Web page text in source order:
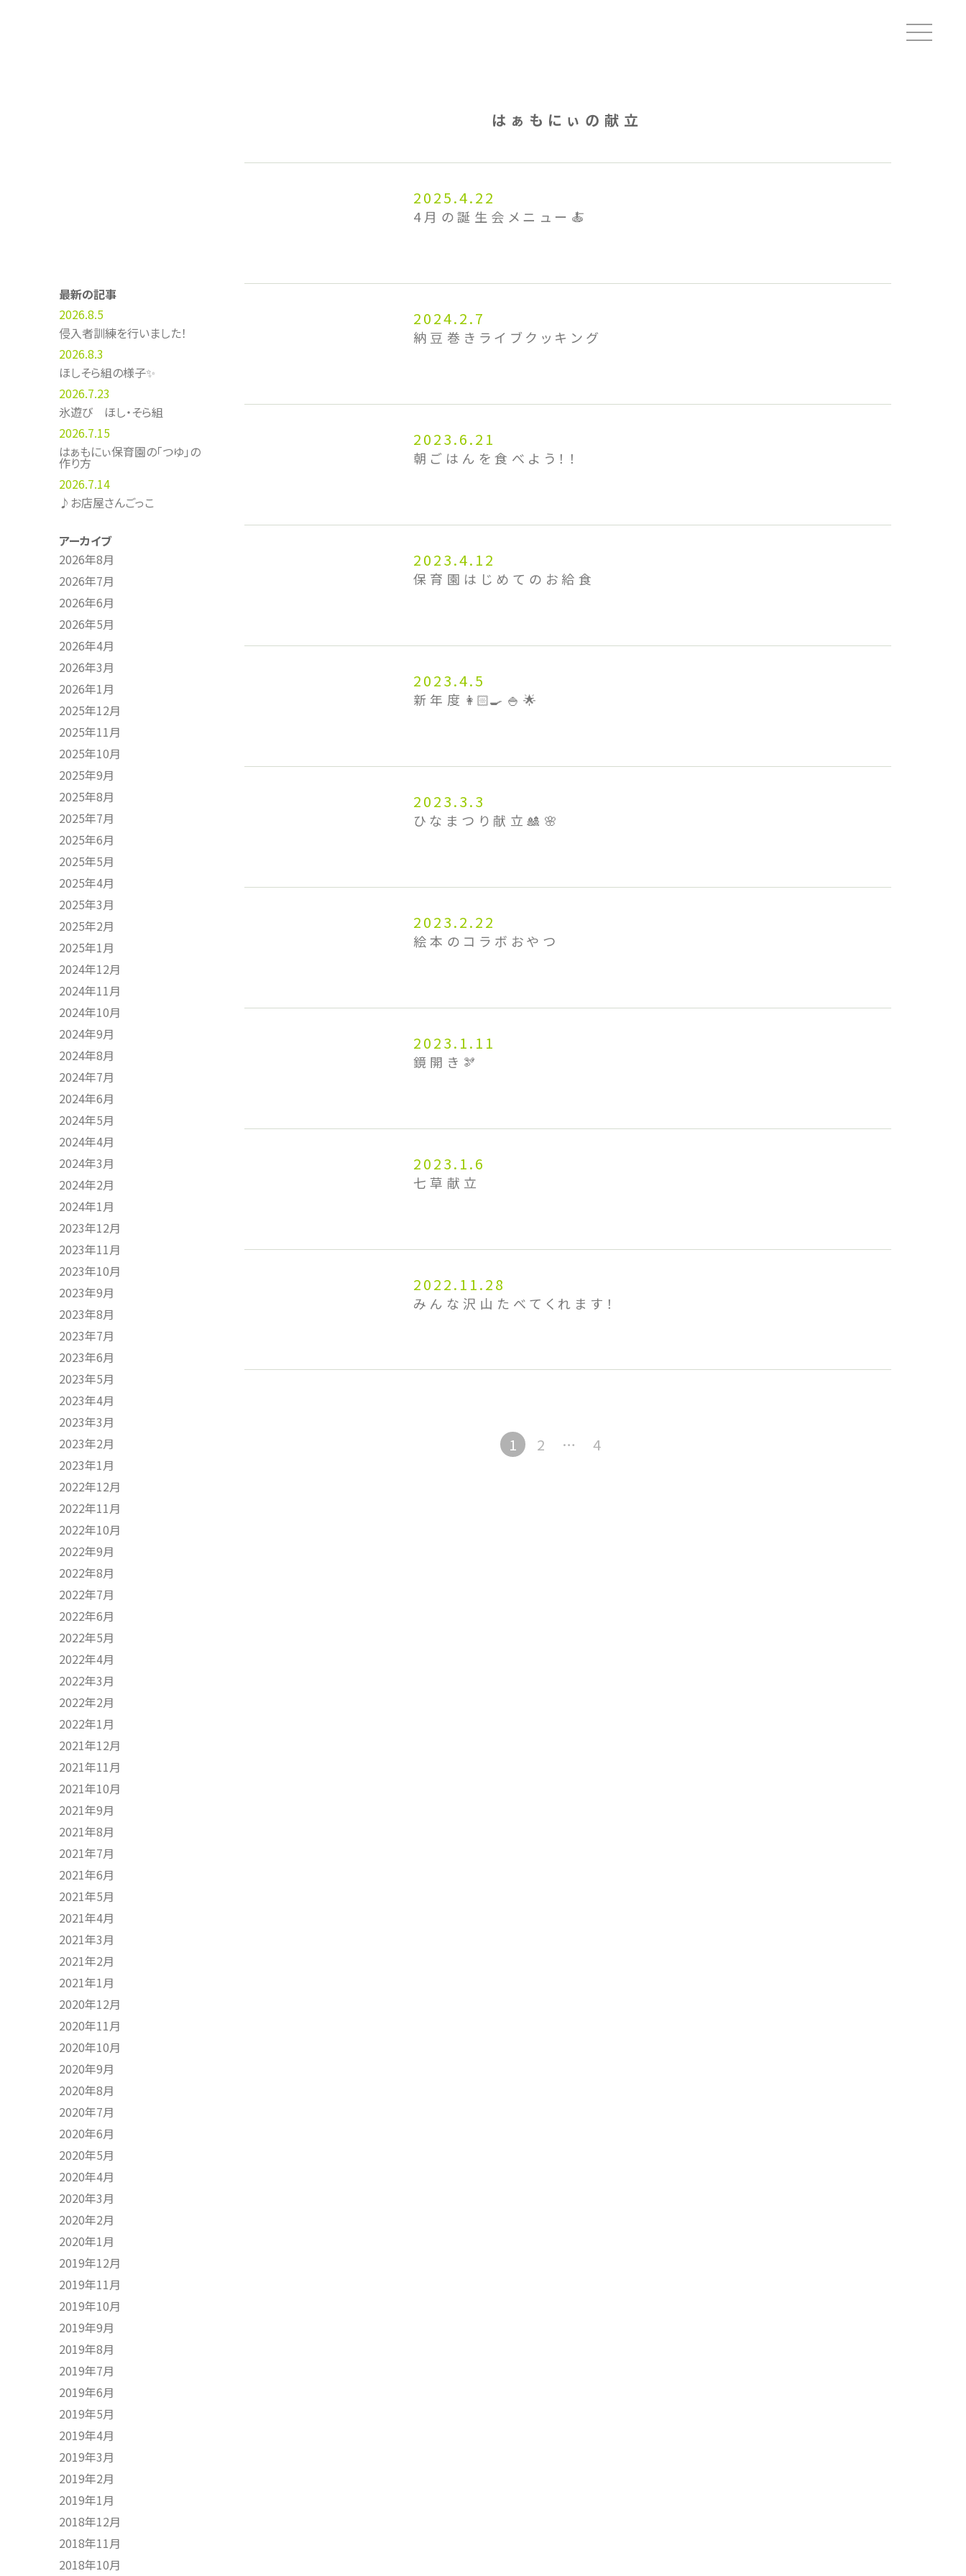
最新の記事
2026.8.5
侵入者訓練を行いました！
2026.8.3
ほしそら組の様子✨
2026.7.23
氷遊び ほし・そら組
2026.7.15
はぁもにぃ保育園の「つゆ」の
作り方
2026.7.14
♪お店屋さんごっこ
アーカイブ
2026年8月
2026年7月
2026年6月
2026年5月
2026年4月
2026年3月
2026年1月
2025年12月
2025年11月
2025年10月
2025年9月
2025年8月
2025年7月
2025年6月
2025年5月
2025年4月
2025年3月
2025年2月
2025年1月
2024年12月
2024年11月
2024年10月
2024年9月
2024年8月
2024年7月
2024年6月
2024年5月
2024年4月
2024年3月
2024年2月
2024年1月
2023年12月
2023年11月
2023年10月
2023年9月
2023年8月
2023年7月
2023年6月
2023年5月
2023年4月
2023年3月
2023年2月
2023年1月
2022年12月
2022年11月
2022年10月
2022年9月
2022年8月
2022年7月
2022年6月
2022年5月
2022年4月
2022年3月
2022年2月
2022年1月
2021年12月
2021年11月
2021年10月
2021年9月
2021年8月
2021年7月
2021年6月
2021年5月
2021年4月
2021年3月
2021年2月
2021年1月
2020年12月
2020年11月
2020年10月
2020年9月
2020年8月
2020年7月
2020年6月
2020年5月
2020年4月
2020年3月
2020年2月
2020年1月
2019年12月
2019年11月
2019年10月
2019年9月
2019年8月
2019年7月
2019年6月
2019年5月
2019年4月
2019年3月
2019年2月
2019年1月
2018年12月
2018年11月
2018年10月
はぁもにぃの献立
2025.4.22
4月の誕生会メニュー🍝
2024.2.7
納豆巻きライブクッキング
2023.6.21
朝ごはんを食べよう！！
2023.4.12
保育園はじめてのお給食
2023.4.5
新年度👩🏻‍🍳🍚🌟
2023.3.3
ひなまつり献立🎎🌸
2023.2.22
絵本のコラボおやつ
2023.1.11
鏡開き🫘
2023.1.6
七草献立
2022.11.28
みんな沢山たべてくれます！
1 2 … 4